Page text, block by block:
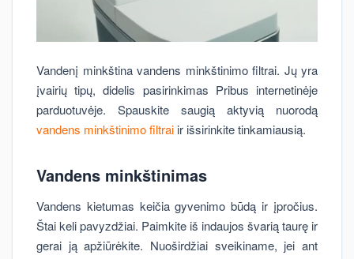
Vandenį minkština vandens minkštinimo filtrai. Jų yra
įvairių tipų, didelis pasirinkimas Pribus internetinėje
parduotuvėje. Spauskite saugią aktyvią nuorodą
vandens minkštinimo filtrai ir išsirinkite tinkamiausią.
Vandens minkštinimas
Vandens kietumas keičia gyvenimo būdą ir įpročius.
Štai keli pavyzdžiai. Paimkite iš indaujos švarią taurę ir
gerai ją apžiūrėkite. Nuoširdžiai sveikiname, jei ant